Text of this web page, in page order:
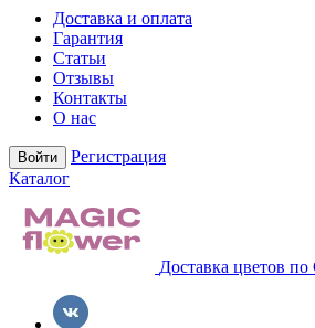
Доставка и оплата
Гарантия
Статьи
Отзывы
Контакты
О нас
Войти
Регистрация
Каталог
Доставка цветов